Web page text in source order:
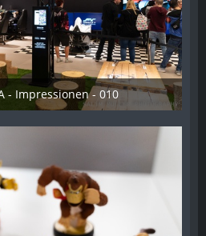
- Impressionen - 010